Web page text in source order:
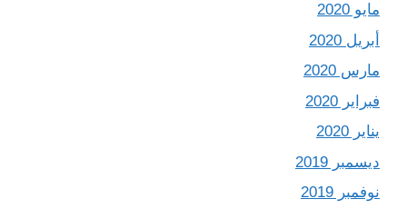
مايو 2020
أبريل 2020
مارس 2020
فبراير 2020
يناير 2020
ديسمبر 2019
نوفمبر 2019